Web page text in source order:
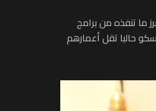
ما تنفذه من برامج
المنظمة، وأن أكثر من 41% من العاملين في الإيسيسكو حاليا تقل أعمارهم